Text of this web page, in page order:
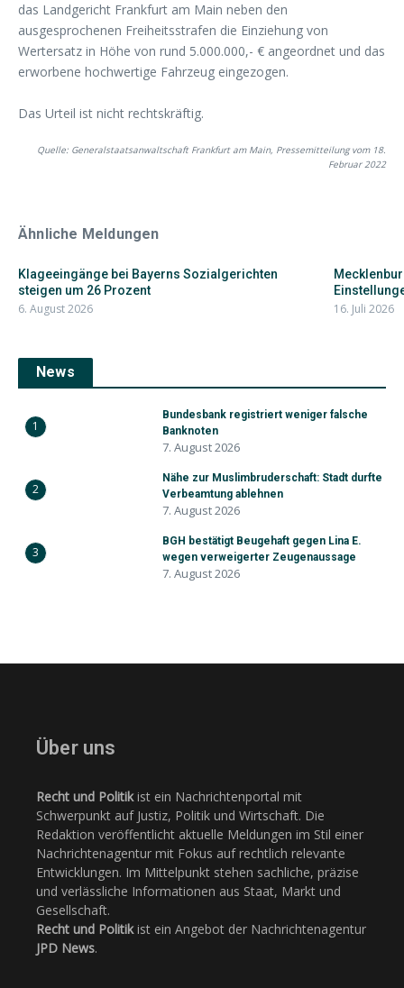
das Landgericht Frankfurt am Main neben den
ausgesprochenen Freiheitsstrafen die Einziehung von
Wertersatz in Höhe von rund 5.000.000,- € angeordnet und das
erworbene hochwertige Fahrzeug eingezogen.
Das Urteil ist nicht rechtskräftig.
Quelle: Generalstaatsanwaltschaft Frankfurt am Main, Pressemitteilung vom 18.
Februar 2022
Ähnliche Meldungen
Klageeingänge bei Bayerns Sozialgerichten
steigen um 26 Prozent
6. August 2026 16. Juli 2026
News
1
Bundesbank registriert weniger falsche
Banknoten
7. August 2026
2
Nähe zur Muslimbruderschaft: Stadt durfte
Verbeamtung ablehnen
7. August 2026
3
BGH bestätigt Beugehaft gegen Lina E.
wegen verweigerter Zeugenaussage
7. August 2026
Über uns
Recht und Politikist ein Nachrichtenportal mit
Schwerpunkt auf Justiz, Politik und Wirtschaft. Die
Redaktion veröffentlicht aktuelle Meldungen im Stil einer
Nachrichtenagentur mit Fokus auf rechtlich relevante
Entwicklungen. Im Mittelpunkt stehen sachliche, präzise
und verlässliche Informationen aus Staat, Markt und
Gesellschaft.
Recht und Politikist ein Angebot der Nachrichtenagentur
JPD News.